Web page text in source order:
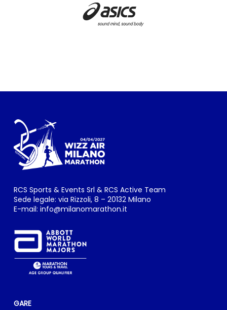
RCS Sports & Events Srl & RCS Active Team
Sede legale: via Rizzoli, 8 – 20132 Milano
E-mail: info@milanomarathon.it
GARE